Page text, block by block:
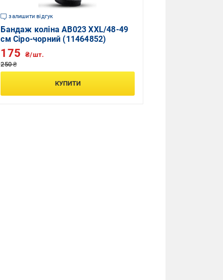
залишити відгук
Бандаж коліна AB023 XXL/48-49
см Сіро-чорний (11464852)
250 ₴
175 ₴/шт.
КУПИТИ